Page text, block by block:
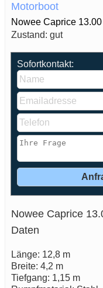
Motorboot
Nowee Caprice
Zustand: gut
Sofortkontakt:
Nowee Caprice
Daten
Länge: 12,8 m
Breite: 4,2 m
Tiefgang: 1,15 m